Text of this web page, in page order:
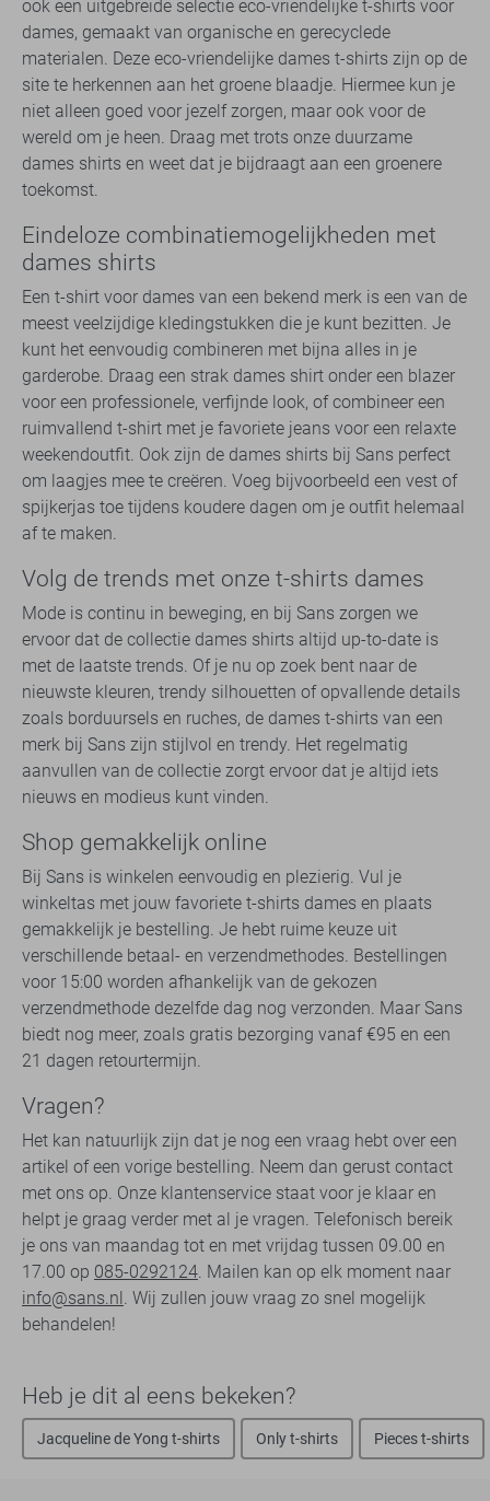
ook een uitgebreide selectie eco-vriendelijke t-shirts voor
dames, gemaakt van organische en gerecyclede
materialen. Deze eco-vriendelijke dames t-shirts zijn op de
site te herkennen aan het groene blaadje. Hiermee kun je
niet alleen goed voor jezelf zorgen, maar ook voor de
wereld om je heen. Draag met trots onze duurzame
dames shirts en weet dat je bijdraagt aan een groenere
toekomst.
Eindeloze combinatiemogelijkheden met
dames shirts
Een t-shirt voor dames van een bekend merk is een van de
meest veelzijdige kledingstukken die je kunt bezitten. Je
kunt het eenvoudig combineren met bijna alles in je
garderobe. Draag een strak dames shirt onder een blazer
voor een professionele, verfijnde look, of combineer een
ruimvallend t-shirt met je favoriete jeans voor een relaxte
weekendoutfit. Ook zijn de dames shirts bij Sans perfect
om laagjes mee te creëren. Voeg bijvoorbeeld een vest of
spijkerjas toe tijdens koudere dagen om je outfit helemaal
af te maken.
Volg de trends met onze t-shirts dames
Mode is continu in beweging, en bij Sans zorgen we
ervoor dat de collectie dames shirts altijd up-to-date is
met de laatste trends. Of je nu op zoek bent naar de
nieuwste kleuren, trendy silhouetten of opvallende details
zoals borduursels en ruches, de dames t-shirts van een
merk bij Sans zijn stijlvol en trendy. Het regelmatig
aanvullen van de collectie zorgt ervoor dat je altijd iets
nieuws en modieus kunt vinden.
Shop gemakkelijk online
Bij Sans is winkelen eenvoudig en plezierig. Vul je
winkeltas met jouw favoriete t-shirts dames en plaats
gemakkelijk je bestelling. Je hebt ruime keuze uit
verschillende betaal- en verzendmethodes. Bestellingen
voor 15:00 worden afhankelijk van de gekozen
verzendmethode dezelfde dag nog verzonden. Maar Sans
biedt nog meer, zoals gratis bezorging vanaf €95 en een
21 dagen retourtermijn.
Vragen?
Het kan natuurlijk zijn dat je nog een vraag hebt over een
artikel of een vorige bestelling. Neem dan gerust contact
met ons op. Onze klantenservice staat voor je klaar en
helpt je graag verder met al je vragen. Telefonisch bereik
je ons van maandag tot en met vrijdag tussen 09.00 en
17.00 op 085-0292124. Mailen kan op elk moment naar
info@sans.nl. Wij zullen jouw vraag zo snel mogelijk
behandelen!
Heb je dit al eens bekeken?
Jacqueline de Yong t-shirts Only t-shirts Pieces t-shirts